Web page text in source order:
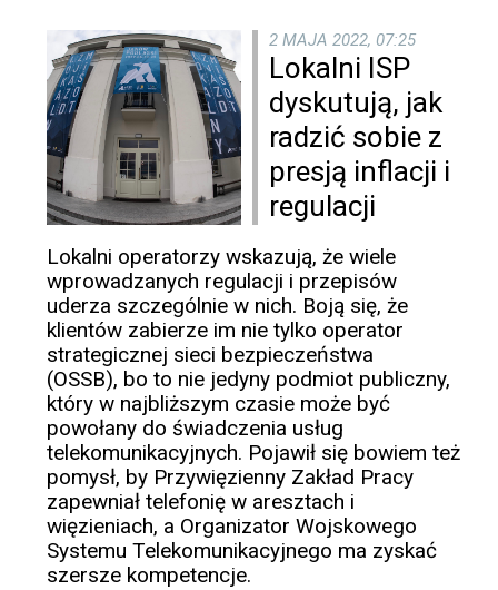
2 MAJA 2022, 07:25
Lokalni ISP
dyskutują, jak
radzić sobie z
presją inflacji i
regulacji
Lokalni operatorzy wskazują, że wiele
wprowadzanych regulacji i przepisów
uderza szczególnie w nich. Boją się, że
klientów zabierze im nie tylko operator
strategicznej sieci bezpieczeństwa
(OSSB), bo to nie jedyny podmiot publiczny,
który w najbliższym czasie może być
powołany do świadczenia usług
telekomunikacyjnych. Pojawił się bowiem też
pomysł, by Przywięzienny Zakład Pracy
zapewniał telefonię w aresztach i
więzieniach, a Organizator Wojskowego
Systemu Telekomunikacyjnego ma zyskać
szersze kompetencje.